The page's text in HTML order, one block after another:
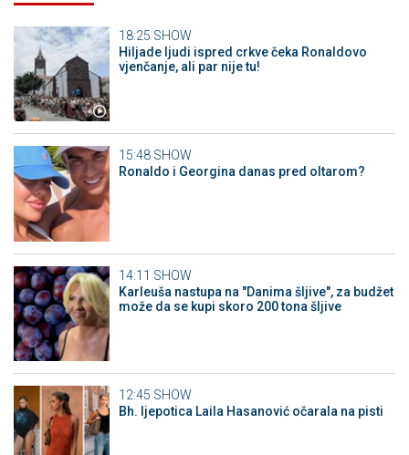
18:25 SHOW
Hiljade ljudi ispred crkve čeka Ronaldovo
vjenčanje, ali par nije tu!
15:48 SHOW
Ronaldo i Georgina danas pred oltarom?
14:11 SHOW
Karleuša nastupa na "Danima šljive", za budžet
može da se kupi skoro 200 tona šljive
12:45 SHOW
Bh. ljepotica Laila Hasanović očarala na pisti